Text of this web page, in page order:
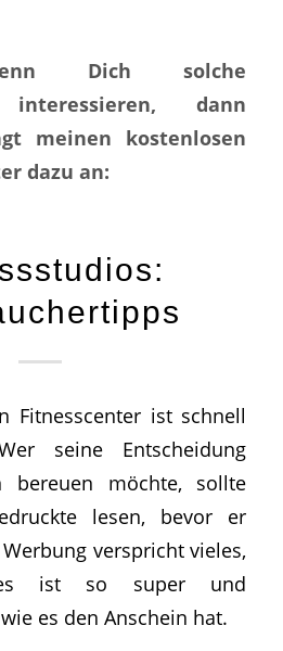
Dich solche
interessieren, dann
meinen kostenlosen
dazu an:
Fitnesscenter ist schnell
seine Entscheidung
bereuen möchte, sollte
lesen, bevor er
verspricht vieles,
ist so super und
es den Anschein hat.